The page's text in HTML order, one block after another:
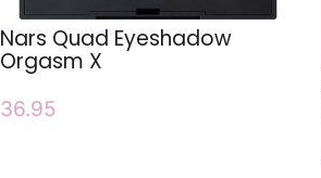
Nars Quad Eyeshadow
Orgasm X
36.95